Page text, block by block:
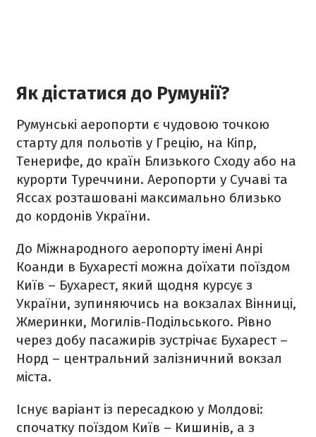
Як дістатися до Румунії?
Румунські аеропорти є чудовою точкою
старту для польотів у Грецію, на Кіпр,
Тенерифе, до країн Близького Сходу або на
курорти Туреччини. Аеропорти у Сучаві та
Яссах розташовані максимально близько
до кордонів України.
До Міжнародного аеропорту імені Анрі
Коанди в Бухаресті можна доїхати поїздом
Київ – Бухарест, який щодня курсує з
України, зупиняючись на вокзалах Вінниці,
Жмеринки, Могилів-Подільського. Рівно
через добу пасажирів зустрічає Бухарест –
Норд – центральний залізничний вокзал
міста.
Існує варіант із пересадкою у Молдові:
спочатку поїздом Київ – Кишинів, а з